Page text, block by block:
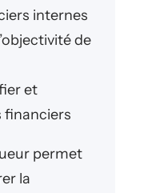
internes
de
et
financiers
permet
la